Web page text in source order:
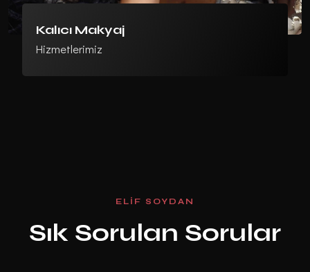
Kalıcı Makyaj
Hizmetlerimiz
E L I F S OY D A N
Sık Sorulan Sorular